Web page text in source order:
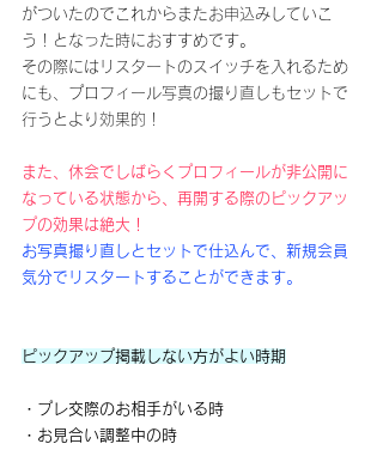
がついたのでこれからまたお申込みしていこ
う！となった時におすすめです。
その際にはリスタートのスイッチを入れるため
にも、プロフィール写真の撮り直しもセットで
行うとより効果的！
また、休会でしばらくプロフィールが非公開に
なっている状態から、再開する際のピックアッ
プの効果は絶大！
お写真撮り直しとセットで仕込んで、新規会員
気分でリスタートすることができます。
ピックアップ掲載しない方がよい時期
・プレ交際のお相手がいる時
・お見合い調整中の時